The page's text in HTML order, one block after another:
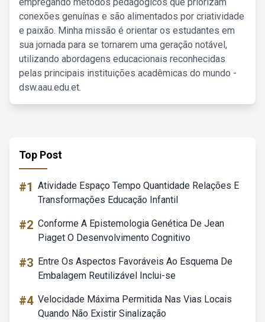
conexões genuínas e são alimentados por criatividade
e paixão. Minha missão é orientar os estudantes em
sua jornada para se tornarem uma geração notável,
utilizando abordagens educacionais reconhecidas
pelas principais instituições acadêmicas do mundo -
dsw.aau.edu.et.
Top Post
#1 Atividade Espaço Tempo Quantidade Relações E
Transformações Educação Infantil
#2 Conforme A Epistemologia Genética De Jean
Piaget O Desenvolvimento Cognitivo
#3 Entre Os Aspectos Favoráveis Ao Esquema De
Embalagem Reutilizável Inclui-se
#4 Velocidade Máxima Permitida Nas Vias Locais
Quando Não Existir Sinalização